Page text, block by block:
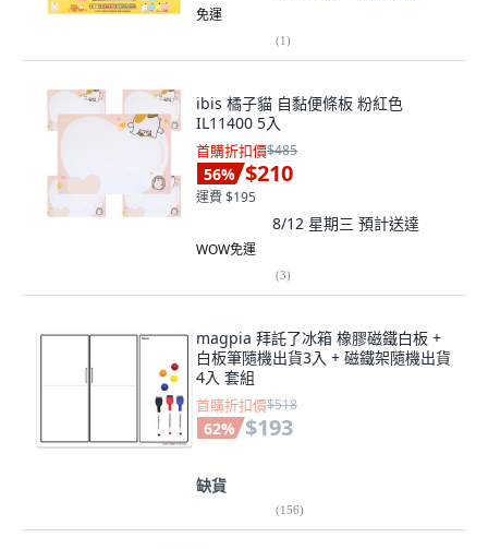
免運
(1)
ibis 橘子貓 自黏便條板 粉紅色
IL11400 5入
首購折扣價$485
56% $210
運費 $195
8/12 星期三 預計送達
WOW免運
(3)
magpia 拜託了冰箱 橡膠磁鐵白板 +
白板筆隨機出貨3入 + 磁鐵架隨機出貨
4入 套組
首購折扣價$518
62% $193
缺貨
(156)